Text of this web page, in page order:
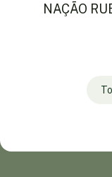
NAÇÃO